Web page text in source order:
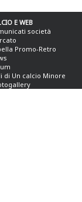
E WEB
società
Promo-Retro
di Un calcio Minore